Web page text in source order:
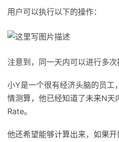
用户可以执行以下的操作：
注意到，同一天内可以进行多次
小Y是一个很有经济头脑的员工
情测算，他已经知道了未来N天
Rate。
他还希望能够计算出来，如果